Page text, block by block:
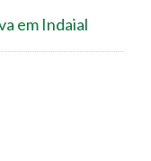
em Indaial